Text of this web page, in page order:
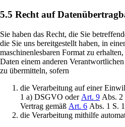
5.5 Recht auf
Sie haben das Recht, die Sie
die Sie uns bereitgestellt haben, in
maschinenlesbaren Format zu
Daten einem anderen
zu übermitteln, sofern
die Verarbeitung auf einer
1 a) DSGVO oder Art. 9 Abs. 2
Vertrag gemäß Art. 6 Abs. 1 S.
die Verarbeitung mithilfe